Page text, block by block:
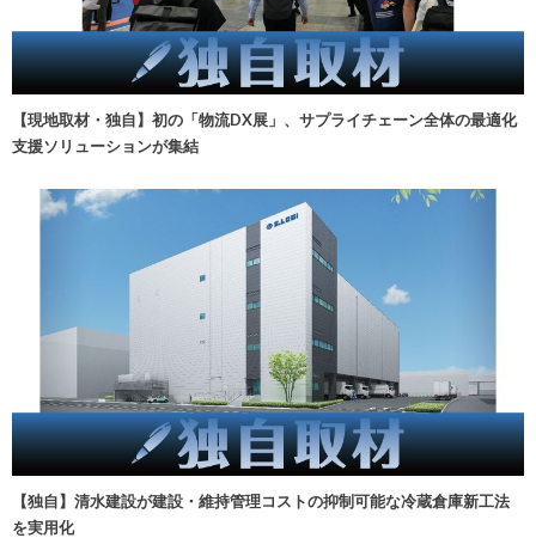
【現地取材・独自】初の「物流DX展」、サプライチェーン全体の最適化
支援ソリューションが集結
【独自】清水建設が建設・維持管理コストの抑制可能な冷蔵倉庫新工法
を実用化